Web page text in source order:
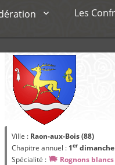
Les
Ville : Raon-aux-Bois (88)
Chapitre annuel : 1er
Spécialité :
Rognons blancs